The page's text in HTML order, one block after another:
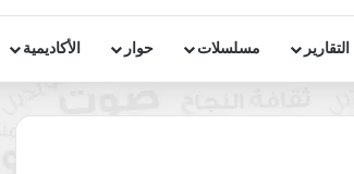
التقارير مسلسلات حوار الأكاديمية